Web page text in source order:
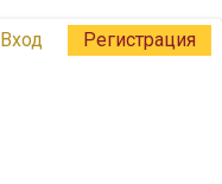
Вход Регистрация